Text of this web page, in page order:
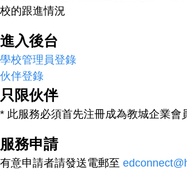
校的跟進情況
進入後台
學校管理員登錄
伙伴登錄
只限伙伴
* 此服務必須首先注冊成為教城企業會
服務申請
有意申請者請發送電郵至